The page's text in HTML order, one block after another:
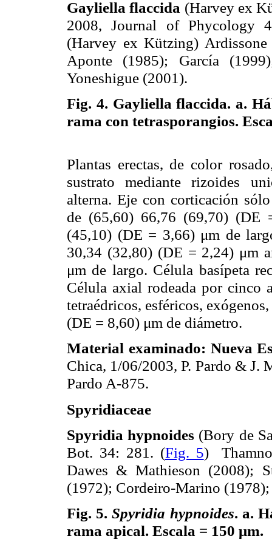
Gayliella flaccida (Harveyex
2008, Journal of Phycology
(Harvey ex Kützing)
Aponte (1985); García
Yoneshigue (2001).
Fig. 4. Gayliella flaccida. a.
rama con tetrasporangios.
Plantas erectas, de color
sustrato mediante rizoides
alterna. Eje con corticación
de (65,60) 66,76 (69,70) (DE
(45,10) (DE = 3,66) μm de
30,34 (32,80) (DE = 2,24) μm
μm de largo. Célula basípeta
Célula axial rodeada por cinco
tetraédricos, esféricos,
(DE = 8,60) μm de diámetro.
Material examinado: Nueva
Chica, 1/06/2003, P. Pardo & J.
Pardo A-875.
Spyridiaceae
Spyridia hypnoides (Bory de
Bot. 34: 281. (Fig. 5)
Dawes & Mathieson (2008);
(1972); Cordeiro-Marino
Fig. 5. Spyridia hypnoides. a.
rama apical. Escala = 150 μm.